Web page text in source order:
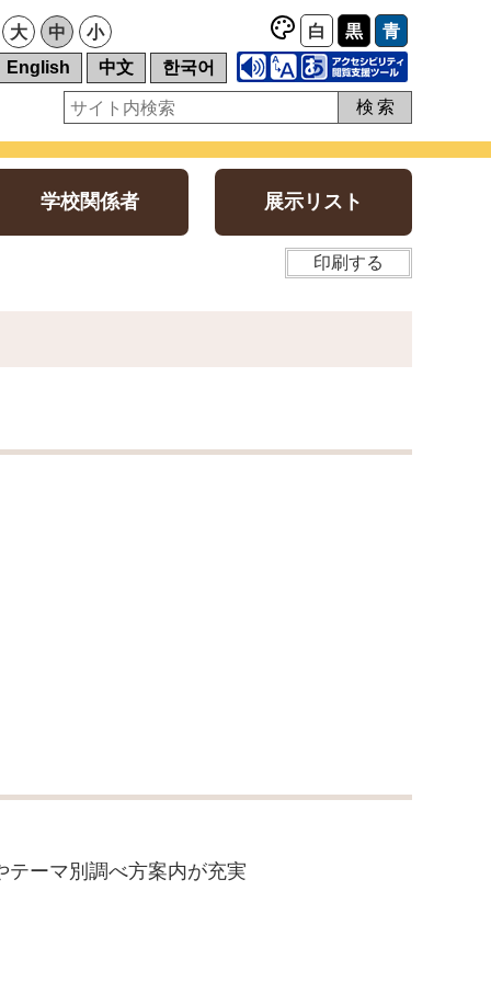
大 中 小 白 黒
青
English
中文 한국어
検索
学校関係者 展示リスト
印刷する
テーマ別調べ方案内が充実